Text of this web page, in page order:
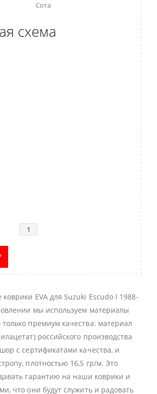
Сота
схема
EVA для Suzuki Escudo I 1988-
мы используем материалы
премиум качества: материал
российского производства
с сертификатами качества, и
плотностью 16,5 гр/м. Это
гарантию на наши коврики и
что они будут служить и радовать